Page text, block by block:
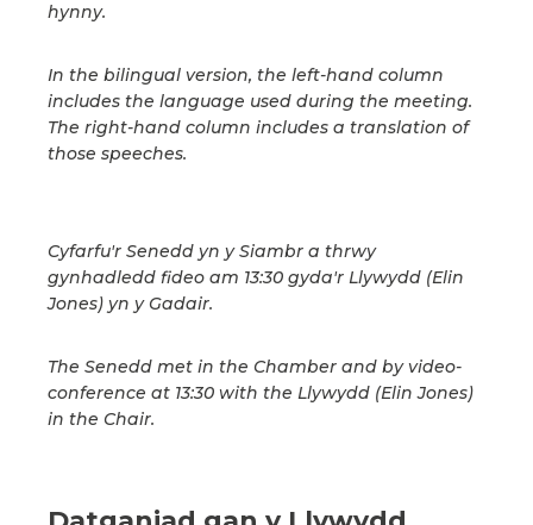
hynny.
In the bilingual version, the left-hand column
includes the language used during the meeting.
The right-hand column includes a translation of
those speeches.
Cyfarfu'r Senedd yn y Siambr a thrwy
gynhadledd fideo am 13:30 gyda'r Llywydd (Elin
Jones) yn y Gadair.
The Senedd met in the Chamber and by video-
conference at 13:30 with the Llywydd (Elin Jones)
in the Chair.